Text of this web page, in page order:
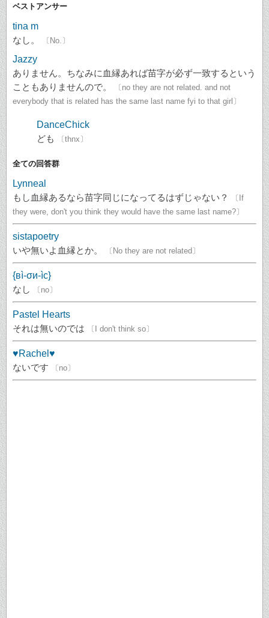
ベストアンサー
tina m
なし。
〔No.〕
Jazzy
ありません。ちなみに血縁あれば苗字が必ず一致するという
こともありませんので。
〔no they are not related. and not
everybody that is related has the same last name fyi to that girl〕
DanceChick
ども
〔thnx〕
全ての回答群
Lynneal
もし血縁あるなら苗字同じになってるはずじゃない？
〔If
they were, don't you think they would have the same last name?〕
sistapoetry
いや無いよ血縁とか。
〔No they are not related〕
{вì-σи-ìc}
なし
〔no〕
Pastel Hearts
それは無いのでは
〔I don't think so〕
♥Rachel♥
ないです
〔no〕